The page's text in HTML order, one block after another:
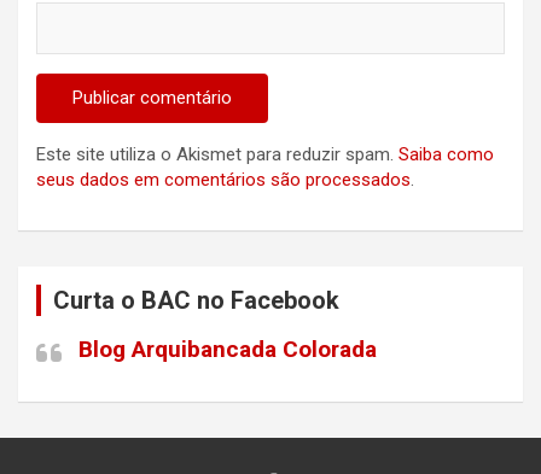
Este site utiliza o Akismet para reduzir spam. Saiba como
seus dados em comentários são processados.
Curta o BAC no Facebook
Blog Arquibancada Colorada